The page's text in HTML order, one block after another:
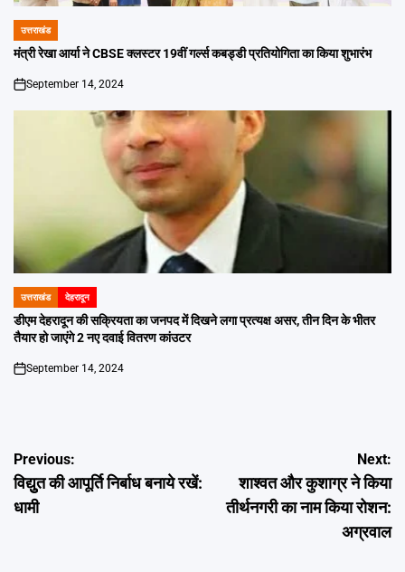
POSTED
IN
उत्तराखंड
मंत्री रेखा आर्या ने CBSE क्लस्टर 19वीं गर्ल्स कबड्डी प्रतियोगिता का किया शुभारंभ
on
September 14, 2024
POSTED
IN
उत्तराखंड देहरादून
डीएम देहरादून की सक्रियता का जनपद में दिखने लगा प्रत्यक्ष असर, तीन दिन के भीतर
तैयार हो जाएंगे 2 नए दवाई वितरण कांउटर
on
September 14, 2024
Post
navigation
Previous:
विद्युुत की आपूर्ति निर्बाध बनाये रखें:
धामी
Next:
शाश्वत और कुशाग्र ने किया
तीर्थनगरी का नाम किया रोशन:
अग्रवाल